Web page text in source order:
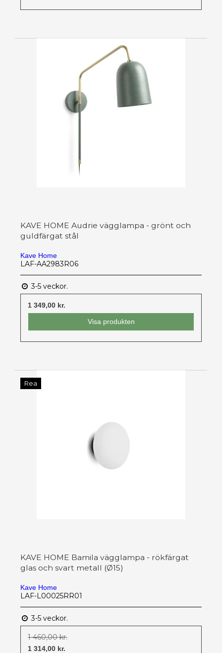
KAVE HOME Audrie vägglampa - grönt och
guldfärgat stål
Kave Home
LAF-AA2983R06
3-5 veckor.
1 349,00 kr.
Visa produkten
Rea
KAVE HOME Bamila vägglampa - rökfärgat
glas och svart metall (Ø15)
Kave Home
LAF-L00025RR01
3-5 veckor.
1 460,00 kr.
1 314,00 kr.